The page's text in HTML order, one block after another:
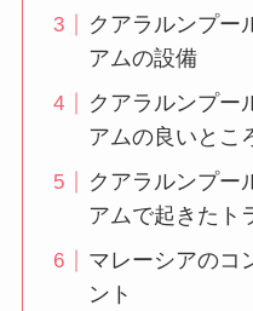
クアラルンプー
アムの設備
クアラルンプー
アムの良いとこ
クアラルンプー
アムで起きたト
マレーシアのコ
ント